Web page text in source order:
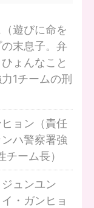
遊びに命を
末息子。弁
ょんなこと
1チームの刑
ョン（責任
ハ警察署強
ーム長）
ュンユン
・ガンヒョ